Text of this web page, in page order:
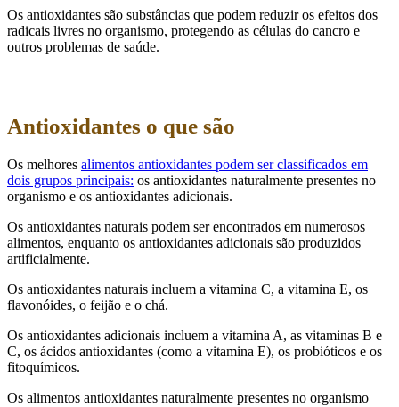
Os antioxidantes são substâncias que podem reduzir os efeitos dos
radicais livres no organismo, protegendo as células do cancro e
outros problemas de saúde.
Antioxidantes o que são
Os melhores alimentos antioxidantes podem ser classificados em
dois grupos principais: os antioxidantes naturalmente presentes no
organismo e os antioxidantes adicionais.
Os antioxidantes naturais podem ser encontrados em numerosos
alimentos, enquanto os antioxidantes adicionais são produzidos
artificialmente.
Os antioxidantes naturais incluem a vitamina C, a vitamina E, os
flavonóides, o feijão e o chá.
Os antioxidantes adicionais incluem a vitamina A, as vitaminas B e
C, os ácidos antioxidantes (como a vitamina E), os probióticos e os
fitoquímicos.
Os alimentos antioxidantes naturalmente presentes no organismo